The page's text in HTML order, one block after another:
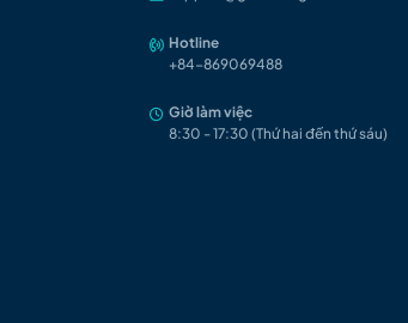
Hotline
+84-869069488
Giờ làm việc
8:30 - 17:30 (Thứ hai đến thứ sáu)